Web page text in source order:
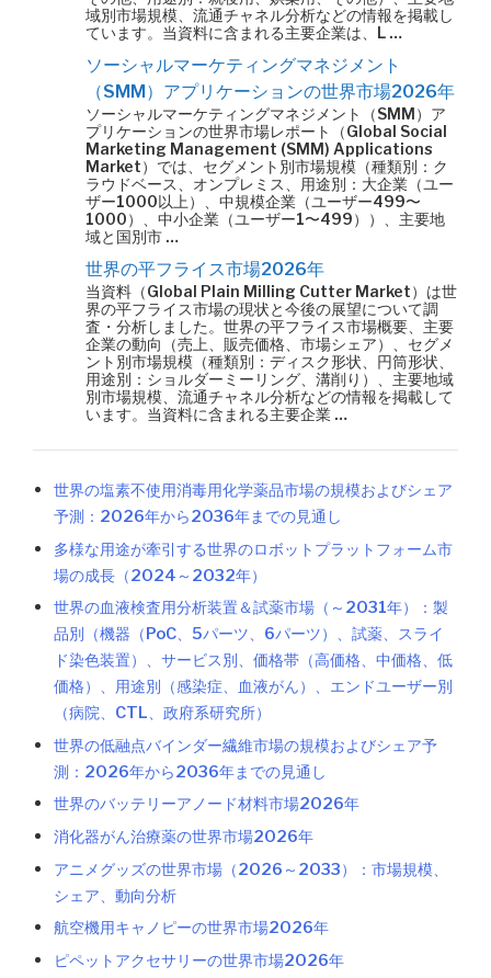
域別市場規模、流通チャネル分析などの情報を掲載し
ています。当資料に含まれる主要企業は、L …
ソーシャルマーケティングマネジメント
（SMM）アプリケーションの世界市場2026年
ソーシャルマーケティングマネジメント（SMM）ア
プリケーションの世界市場レポート（Global Social
Marketing Management (SMM) Applications
Market）では、セグメント別市場規模（種類別：ク
ラウドベース、オンプレミス、用途別：大企業（ユー
ザー1000以上）、中規模企業（ユーザー499〜
1000）、中小企業（ユーザー1〜499））、主要地
域と国別市 …
世界の平フライス市場2026年
当資料（Global Plain Milling Cutter Market）は世
界の平フライス市場の現状と今後の展望について調
査・分析しました。世界の平フライス市場概要、主要
企業の動向（売上、販売価格、市場シェア）、セグメ
ント別市場規模（種類別：ディスク形状、円筒形状、
用途別：ショルダーミーリング、溝削り）、主要地域
別市場規模、流通チャネル分析などの情報を掲載して
います。当資料に含まれる主要企業 …
世界の塩素不使用消毒用化学薬品市場の規模およびシェア
予測：2026年から2036年までの見通し
多様な用途が牽引する世界のロボットプラットフォーム市
場の成長（2024～2032年）
世界の血液検査用分析装置＆試薬市場（～2031年）：製
品別（機器（PoC、5パーツ、6パーツ）、試薬、スライ
ド染色装置）、サービス別、価格帯（高価格、中価格、低
価格）、用途別（感染症、血液がん）、エンドユーザー別
（病院、CTL、政府系研究所）
世界の低融点バインダー繊維市場の規模およびシェア予
測：2026年から2036年までの見通し
世界のバッテリーアノード材料市場2026年
消化器がん治療薬の世界市場2026年
アニメグッズの世界市場（2026～2033）：市場規模、
シェア、動向分析
航空機用キャノピーの世界市場2026年
ピペットアクセサリーの世界市場2026年